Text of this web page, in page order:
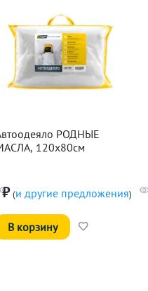
РОДНЫЕ
120х80см
₽ (и другие предложения)
В корзину